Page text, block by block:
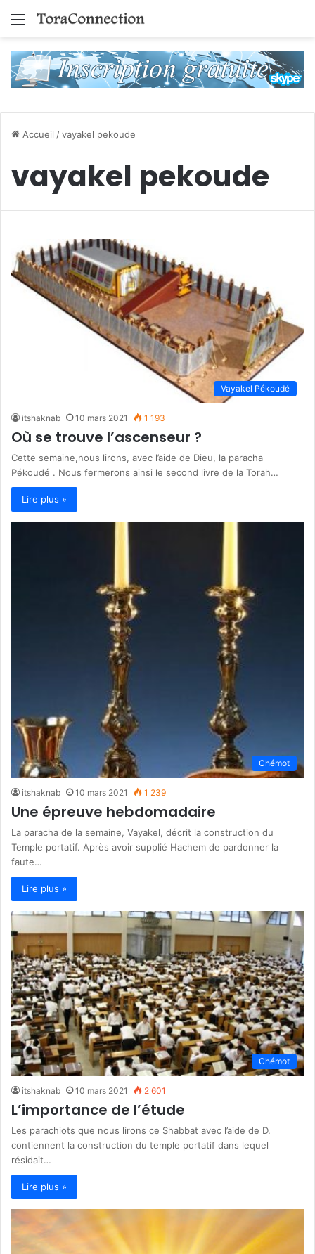
Menu
Accueil /vayakel pekoude
vayakel pekoude
Vayakel Pékoudé
itshaknab 10 mars 2021 1 193
Où se trouve l’ascenseur ?
Cette semaine,nous lirons, avec l’aide de Dieu, la paracha
Pékoudé . Nous fermerons ainsi le second livre de la Torah…
Lire plus »
Chémot
itshaknab 10 mars 2021 1 239
Une épreuve hebdomadaire
La paracha de la semaine, Vayakel, décrit la construction du
Temple portatif. Après avoir supplié Hachem de pardonner la
faute…
Lire plus »
Chémot
itshaknab 10 mars 2021 2 601
L’importance de l’étude
Les parachiots que nous lirons ce Shabbat avec l’aide de D.
contiennent la construction du temple portatif dans lequel
résidait…
Lire plus »